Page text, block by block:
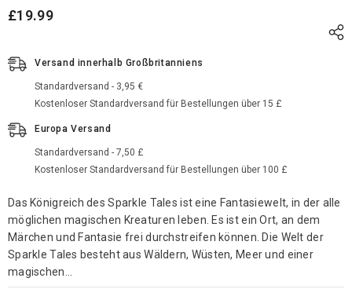
£19.99
Versand innerhalb Großbritanniens
Standardversand - 3,95 €
Kostenloser Standardversand für Bestellungen über 15 £
Europa Versand
Standardversand - 7,50 £
Kostenloser Standardversand für Bestellungen über 100 £
Das Königreich des Sparkle Tales ist eine Fantasiewelt, in der alle
möglichen magischen Kreaturen leben. Es ist ein Ort, an dem
Märchen und Fantasie frei durchstreifen können. Die Welt der
Sparkle Tales besteht aus Wäldern, Wüsten, Meer und einer
magischen...